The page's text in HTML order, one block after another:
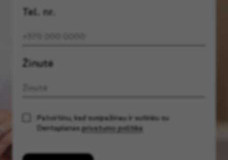
Tel. nr.
Žinutė
Patvirtinu, kad susipažinau ir sutinku su
Dentaplanas privatumo politika